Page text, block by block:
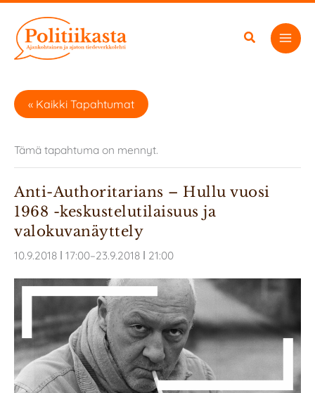
sisältöön
« Kaikki Tapahtumat
Tämä tapahtuma on mennyt.
Anti-Aut­ho­ri­ta­rians – Hul­lu vuo­si
1968 -keskustelutilaisuus ja
valokuvanäyttely
10.9.2018 ǀ 17:00–23.9.2018 ǀ 21:00